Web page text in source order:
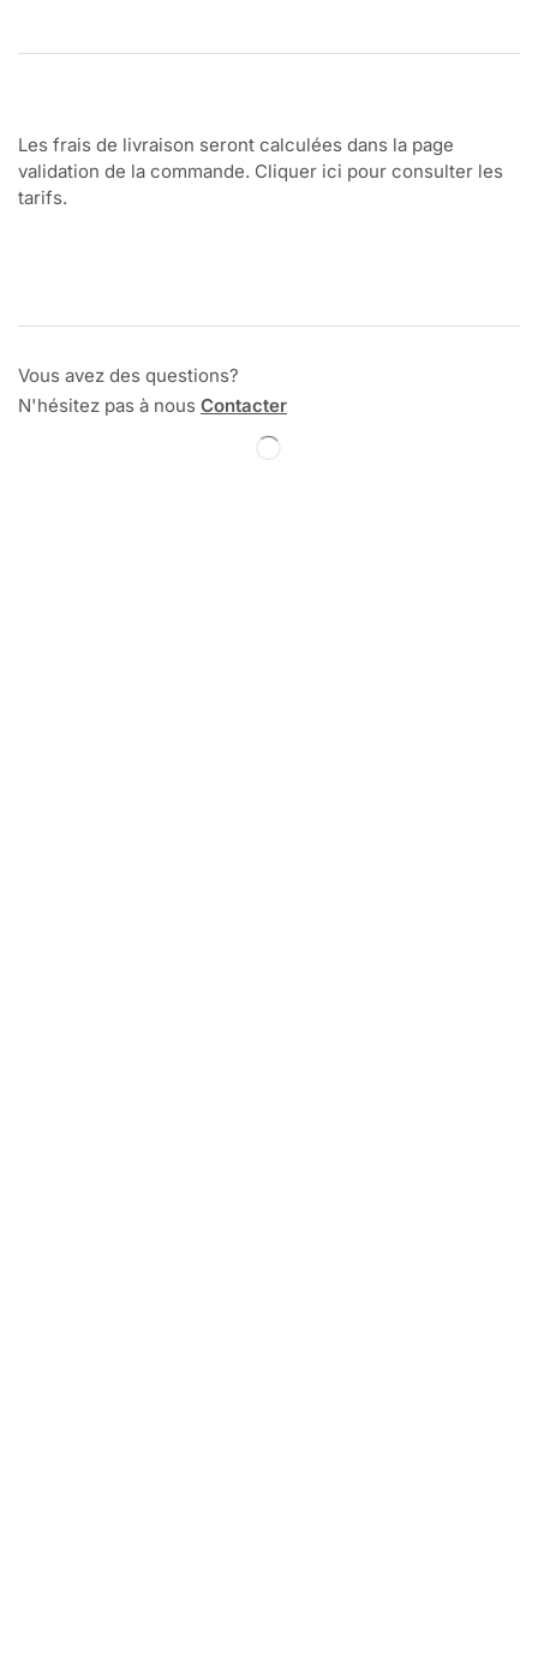
Les frais de livraison seront calculées dans la page
validation de la commande. Cliquer ici pour consulter les
tarifs.
Vous avez des questions?
N'hésitez pas à nous Contacter